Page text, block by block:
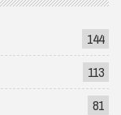
144
113
81